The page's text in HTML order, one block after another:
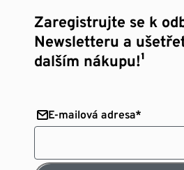
Zaregistrujte se k
Newsletteru a
dalším nákupu!¹
E-mailová adresa*